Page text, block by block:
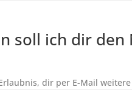
soll ich dir den
dir per E-Mail